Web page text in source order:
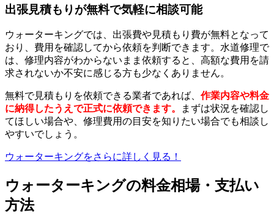
出張見積もりが無料で気軽に相談可能
ウォーターキングでは、出張費や見積もり費が無料となって
おり、費用を確認してから依頼を判断できます。水道修理で
は、修理内容がわからないまま依頼すると、高額な費用を請
求されないか不安に感じる方も少なくありません。
無料で見積もりを依頼できる業者であれば、 作業内容や料金
に納得したうえで正式に依頼できます。
まずは状況を確認し
てほしい場合や、修理費用の目安を知りたい場合でも相談し
やすいでしょう。
ウォーターキングをさらに詳しく見る！
ウォーターキングの料金相場・支払い
方法